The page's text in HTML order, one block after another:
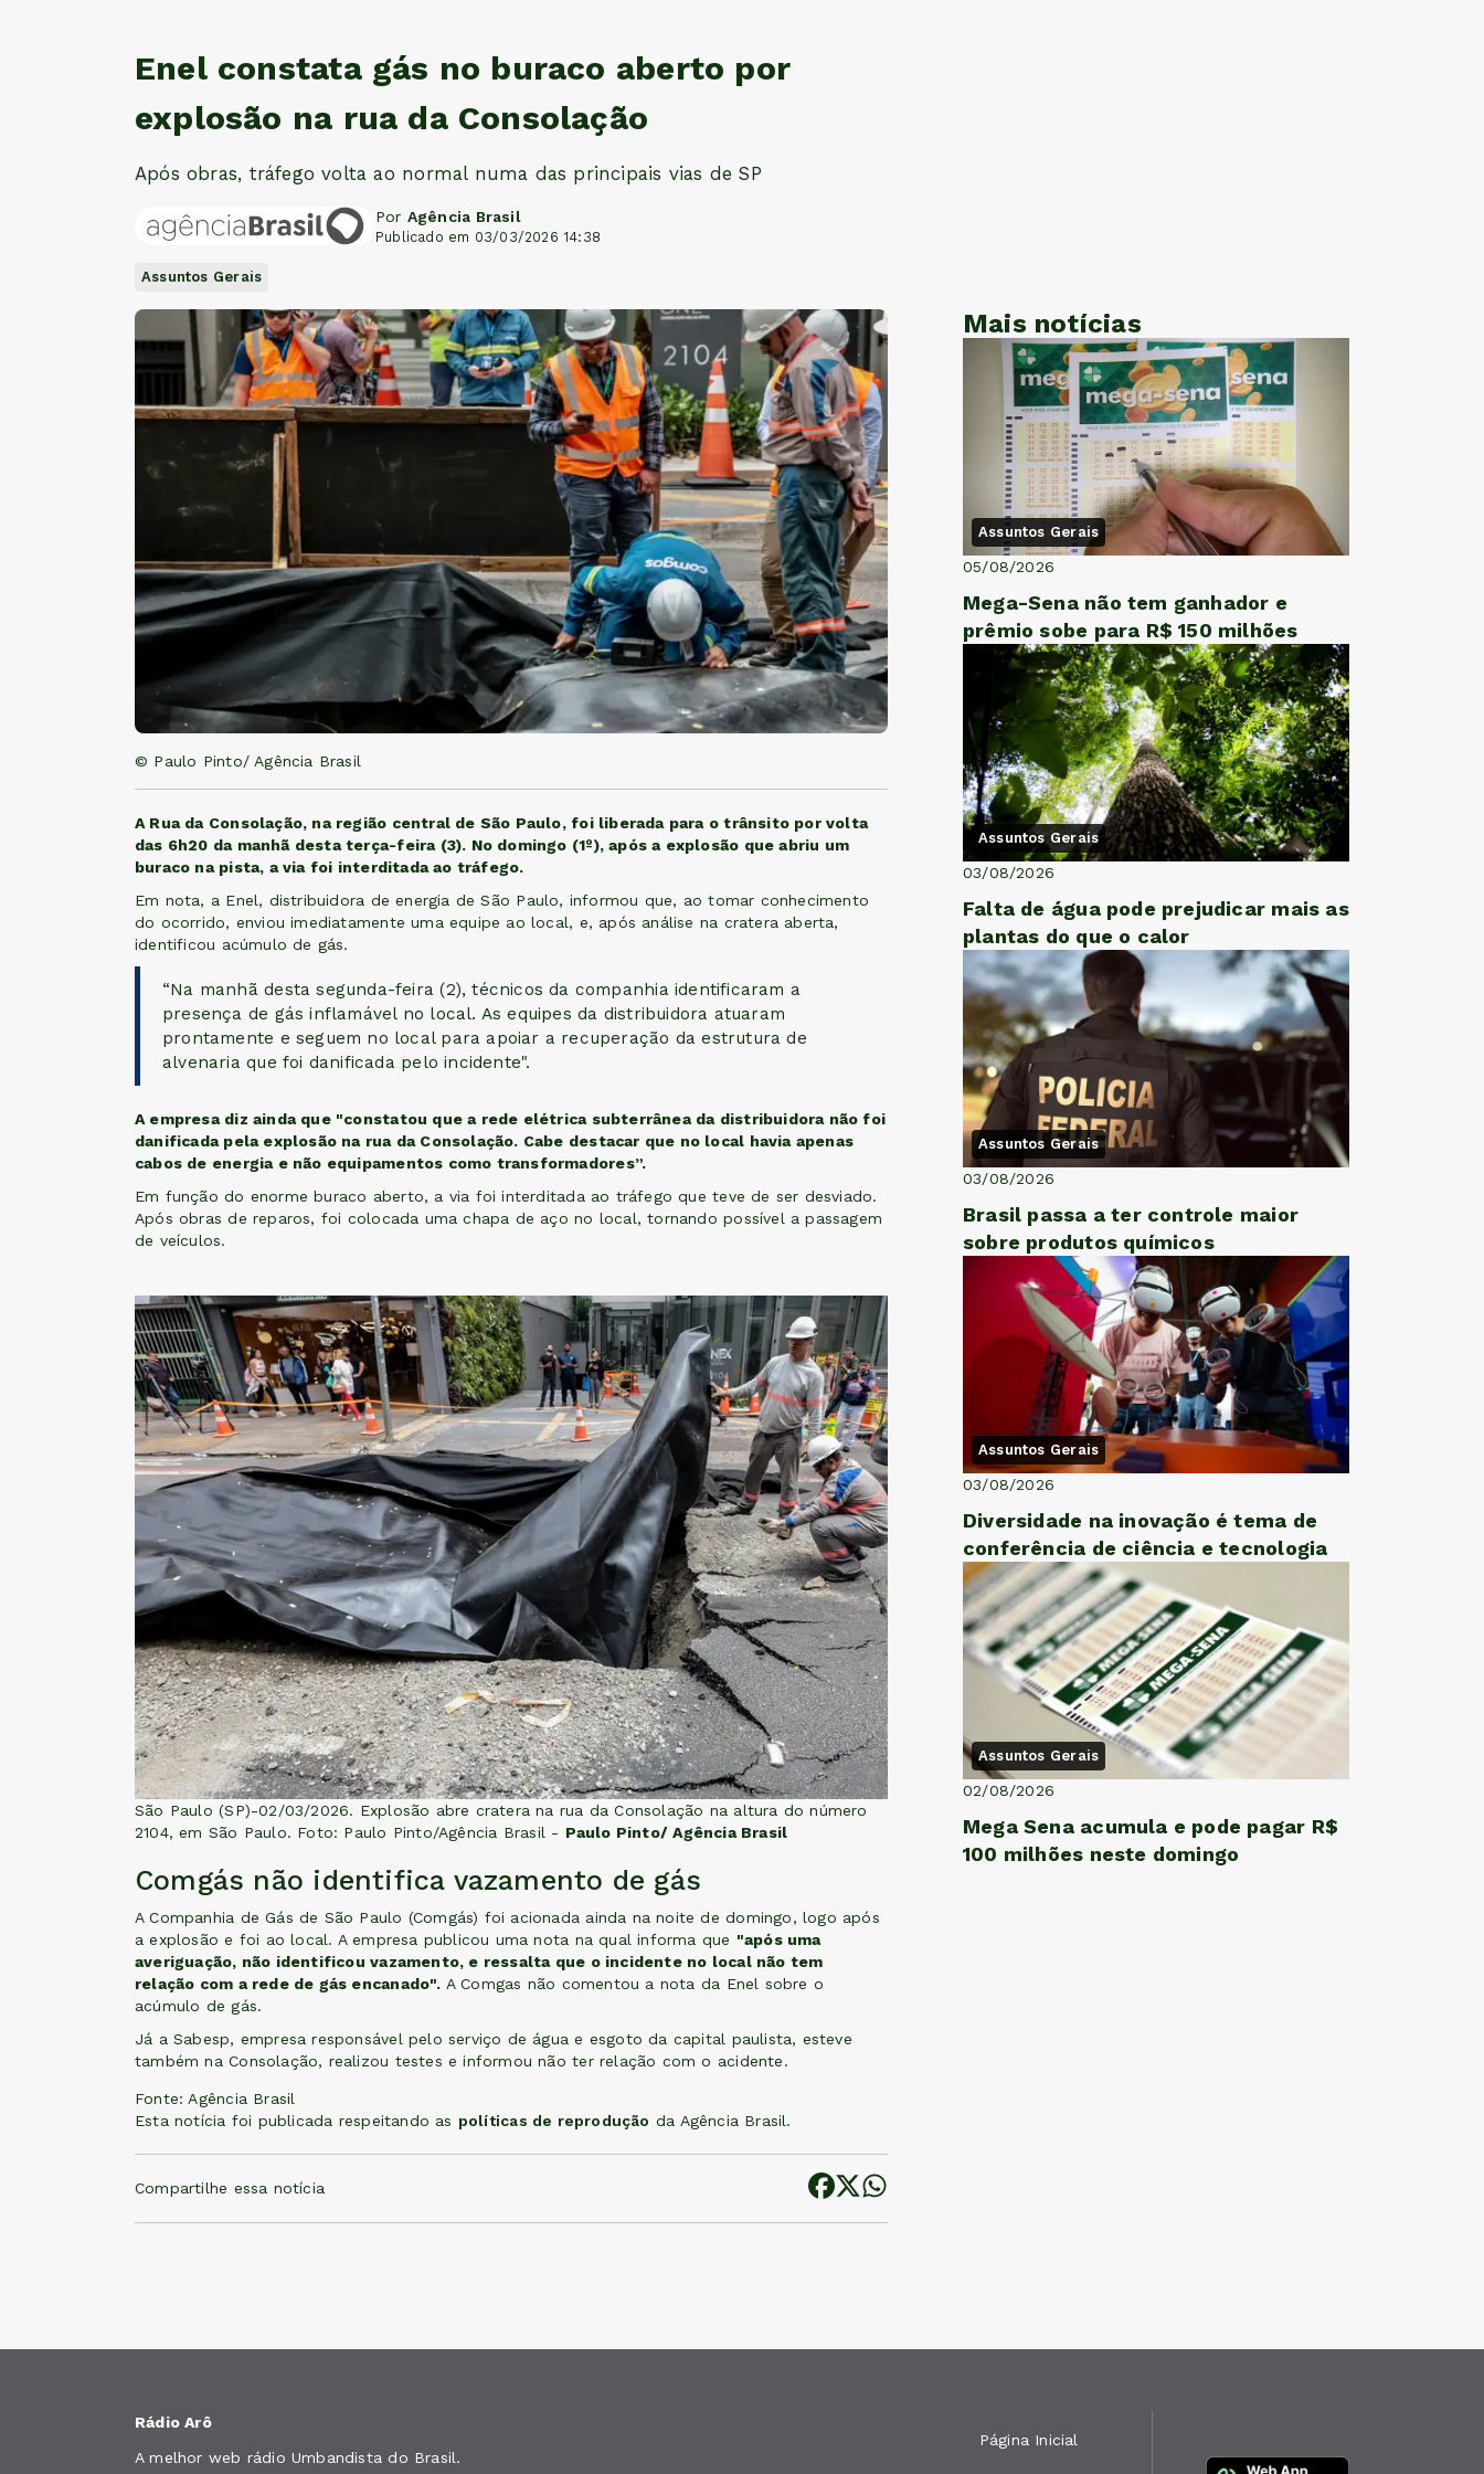
Enel constata gás no buraco aberto por
explosão na rua da Consolação
Após obras, tráfego volta ao normal numa das principais vias de SP
Por Agência Brasil
Publicado em 03/03/2026 14:38
Assuntos Gerais
© Paulo Pinto/ Agência Brasil
A Rua da Consolação, na região central de São Paulo, foi liberada para o trânsito por volta
das 6h20 da manhã desta terça-feira (3). No domingo (1º), após a explosão que abriu um
buraco na pista, a via foi interditada ao tráfego.
Em nota, a Enel, distribuidora de energia de São Paulo, informou que, ao tomar conhecimento
do ocorrido, enviou imediatamente uma equipe ao local, e, após análise na cratera aberta,
identificou acúmulo de gás.
“Na manhã desta segunda-feira (2), técnicos da companhia identificaram a
presença de gás inflamável no local. As equipes da distribuidora atuaram
prontamente e seguem no local para apoiar a recuperação da estrutura de
alvenaria que foi danificada pelo incidente".
A empresa diz ainda que "constatou que a rede elétrica subterrânea da distribuidora não foi
danificada pela explosão na rua da Consolação. Cabe destacar que no local havia apenas
cabos de energia e não equipamentos como transformadores”.
Em função do enorme buraco aberto, a via foi interditada ao tráfego que teve de ser desviado.
Após obras de reparos, foi colocada uma chapa de aço no local, tornando possível a passagem
de veículos.
São Paulo (SP)-02/03/2026. Explosão abre cratera na rua da Consolação na altura do número
2104, em São Paulo. Foto: Paulo Pinto/Agência Brasil - Paulo Pinto/ Agência Brasil
Comgás não identifica vazamento de gás
A Companhia de Gás de São Paulo (Comgás) foi acionada ainda na noite de domingo, logo após
a explosão e foi ao local. A empresa publicou uma nota na qual informa que "após uma
averiguação, não identificou vazamento, e ressalta que o incidente no local não tem
relação com a rede de gás encanado". A Comgas não comentou a nota da Enel sobre o
acúmulo de gás.
Já a Sabesp, empresa responsável pelo serviço de água e esgoto da capital paulista, esteve
também na Consolação, realizou testes e informou não ter relação com o acidente.
Fonte: Agência Brasil
Esta notícia foi publicada respeitando as políticas de reprodução da Agência Brasil.
Compartilhe essa notícia
Mais notícias
Assuntos Gerais
05/08/2026
Mega-Sena não tem ganhador e
prêmio sobe para R$ 150 milhões
Assuntos Gerais
03/08/2026
Falta de água pode prejudicar mais as
plantas do que o calor
Assuntos Gerais
03/08/2026
Brasil passa a ter controle maior
sobre produtos químicos
Assuntos Gerais
03/08/2026
Diversidade na inovação é tema de
conferência de ciência e tecnologia
Assuntos Gerais
02/08/2026
Mega Sena acumula e pode pagar R$
100 milhões neste domingo
Rádio Arô
A melhor web rádio Umbandista do Brasil.
Página Inicial